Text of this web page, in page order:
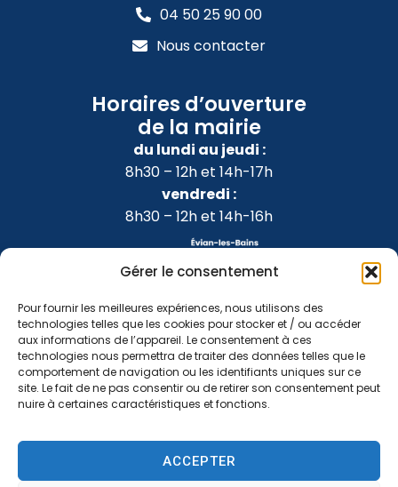
Gérer le consentement
Pour fournir les meilleures expériences, nous utilisons des
technologies telles que les cookies pour stocker et / ou accéder
aux informations de l’appareil. Le consentement à ces
technologies nous permettra de traiter des données telles que le
comportement de navigation ou les identifiants uniques sur ce
site. Le fait de ne pas consentir ou de retirer son consentement peut
nuire à certaines caractéristiques et fonctions.
ACCEPTER
04 50 25 90 00
Nous contacter
Horaires d’ouverture
de la mairie
du lundi au jeudi :
8h30 – 12h et 14h-17h
vendredi :
8h30 – 12h et 14h-16h
Confidentialité